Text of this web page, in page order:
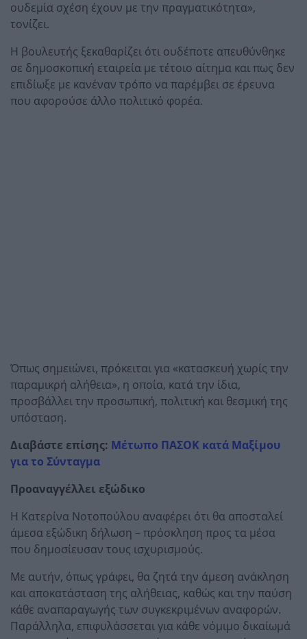
ουδεμία σχέση έχουν με την πραγματικότητα»,
τονίζει.
Η βουλευτής ξεκαθαρίζει ότι ουδέποτε απευθύνθηκε
σε δημοσκοπική εταιρεία με τέτοιο αίτημα και πως δεν
επιδίωξε με κανέναν τρόπο να παρέμβει σε έρευνα
που αφορούσε άλλο πολιτικό φορέα.
Όπως σημειώνει, πρόκειται για «κατασκευή χωρίς την
παραμικρή αλήθεια», η οποία, κατά την ίδια,
προσβάλλει την προσωπική, πολιτική και θεσμική της
υπόσταση.
Διαβάστε επίσης: Μέτωπο ΠΑΣΟΚ κατά Μαξίμου
για το Σύνταγμα
Προαναγγέλλει εξώδικο
Η Κατερίνα Νοτοπούλου αναφέρει ότι θα αποσταλεί
άμεσα εξώδικη δήλωση – πρόσκληση προς τα μέσα
που δημοσίευσαν τους ισχυρισμούς.
Με αυτήν, όπως γράφει, θα ζητά την άμεση ανάκληση
και αποκατάσταση της αλήθειας, καθώς και την παύση
κάθε αναπαραγωγής των συγκεκριμένων αναφορών.
Παράλληλα, επιφυλάσσεται για κάθε νόμιμο δικαίωμά